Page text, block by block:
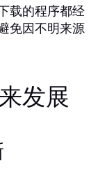
载的程序都经
免因不明来源
发展